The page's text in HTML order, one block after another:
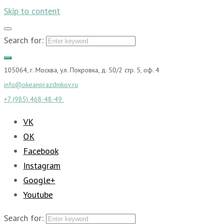
Skip to content
Search for:
105064, г. Москва, ул. Покровка, д. 50/2 стр. 5, оф. 4
info@okeanprazdnikov.ru
+7 (985) 468-48-49
VK
OK
Facebook
Instagram
Google+
Youtube
Search for: